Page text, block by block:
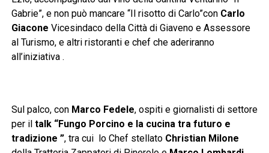
Gabrie”, e non può mancare “Il risotto di Carlo”con Carlo
Giacone Vicesindaco della Città di Giaveno e Assessore
al Turismo, e altri ristoranti e chef che aderiranno
all’iniziativa .
Sul palco, con Marco Fedele, ospiti e giornalisti di settore
per il talk “Fungo Porcino e la cucina tra futuro e
tradizione ”, tra cui lo Chef stellato Christian Milone